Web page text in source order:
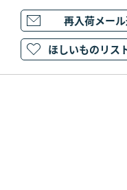
再入荷メー
ほしいものリス